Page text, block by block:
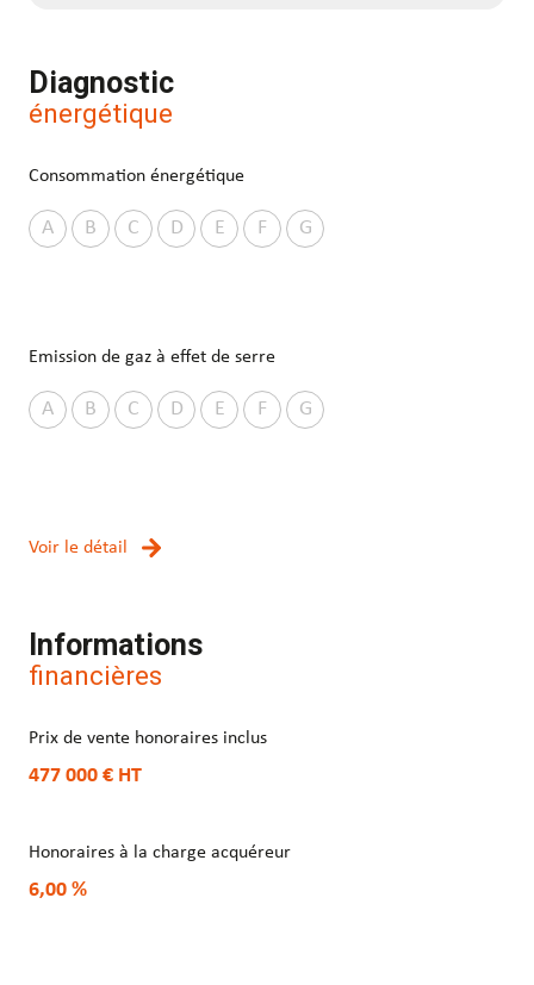
Diagnostic
énergétique
Consommation énergétique
A B C D E F G
Emission de gaz à effet de serre
A B C D E F G
Voir le détail
Informations
financières
Prix de vente honoraires inclus
477 000 € HT
Honoraires à la charge acquéreur
6,00 %